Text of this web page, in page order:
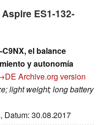
ES1-132-
el balance
y autonomía
Archive.org version
light weight; long battery
Datum: 30.08.2017